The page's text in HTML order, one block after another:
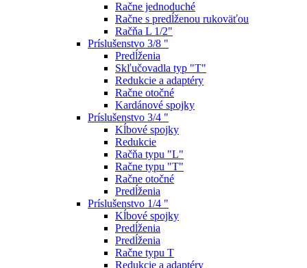
Račne jednoduché
Račne s predĺženou rukoväťou
Račňa L 1/2"
Príslušenstvo 3/8 "
Predĺženia
Skľučovadla typ "T"
Redukcie a adaptéry
Račne otočné
Kardánové spojky
Príslušenstvo 3/4 "
Kĺbové spojky
Redukcie
Račňa typu "L"
Račne typu "T"
Račne otočné
Predĺženia
Príslušenstvo 1/4 "
Kĺbové spojky
Predĺženia
Predĺženia
Račne typu T
Redukcie a adaptéry